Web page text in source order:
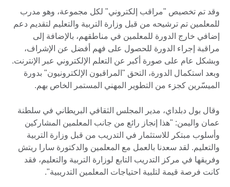
وقد تم تخصيص "مراقب إلكتروني" لكل مجموعة، وهو مدرب
للمعلمين تم ترشيحه من قبل وزارة التربية والتعليم لتقديم دعم
إضافي خارج الدورة للمعلمين في مناطقهم، بالإضافة إلى
مراقبة إجراء الدورة للحصول على فهم أفضل عن الإشراف،
وبشكل عام على صورة أكبر عن التعلم الإلكتروني عبر الإنترنت.
وبعد استكمال الدورة، التحق "المراقبون الإلكترونيون" بدورة
الميسّرين كجزء من التطوير المهني المستمر الخاص بهم.
وقال بول دبلداي، مدير المجلس الثقافي البريطاني في سلطنة
عمان واليمن: "هذا إنجاز رائع من جانب المعلمين المشاركين
وأسلوب مبتكر للاستثمار في التدريب من قبل وزارة التربية
والتعليم. لقد سعدنا بالعمل مع المعلمين والدكتورة سارا ريتش
وفريقها في مركز التدريب التابع لوزارة التربية والتعليم، فقد
كانت فرصة قيمة لتلبية احتياجات المعلمين التدريبية".